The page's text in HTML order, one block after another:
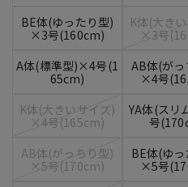
BE体(ゆったり型)
×3号(160cm)
K体(大き
×3号
A体(標準型)×4号(1
65cm)
AB体(が
×4号
K体(大きいサイズ)
×4号(165cm)
YA体(スリ
号
AB体(がっちり型)
×5号(170cm)
BE体(ゆ
×5号